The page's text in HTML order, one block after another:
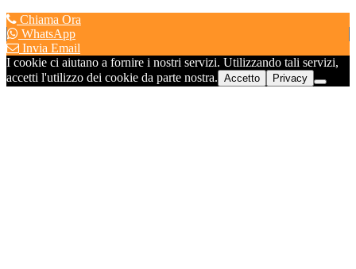
Chiama Ora
WhatsApp
Invia Email
I cookie ci aiutano a fornire i nostri servizi. Utilizzando tali servizi,
accetti l'utilizzo dei cookie da parte nostra. Accetto Privacy